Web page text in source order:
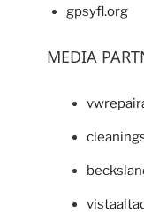
gpsyfl.org
MEDIA